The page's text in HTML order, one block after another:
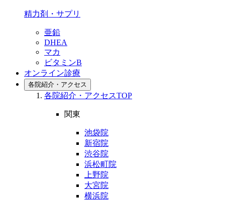
精力剤・サプリ
亜鉛
DHEA
マカ
ビタミンB
オンライン診療
各院紹介・アクセス
各院紹介・アクセスTOP
関東
池袋院
新宿院
渋谷院
浜松町院
上野院
大宮院
横浜院